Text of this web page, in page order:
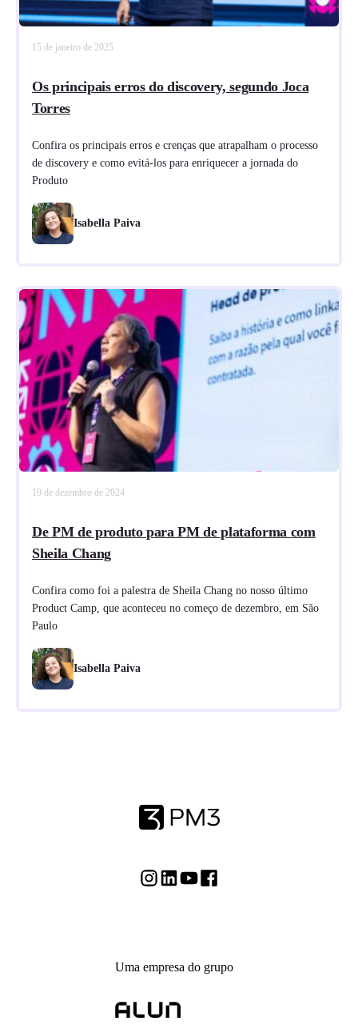
15 de janeiro de 2025
Os principais erros do discovery, segundo Joca
Torres
Confira os principais erros e crenças que atrapalham o processo
de discovery e como evitá-los para enriquecer a jornada do
Produto
Isabella Paiva
19 de dezembro de 2024
De PM de produto para PM de plataforma com
Sheila Chang
Confira como foi a palestra de Sheila Chang no nosso último
Product Camp, que aconteceu no começo de dezembro, em São
Paulo
Isabella Paiva
Uma empresa do grupo